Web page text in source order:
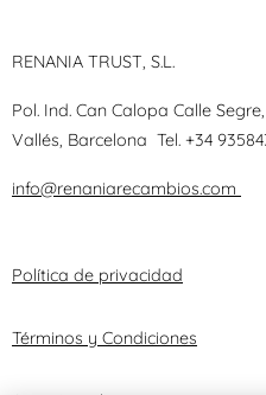
RENANIA TRUST, S.L.
Pol. Ind. Can Calopa Calle
Vallés, Barcelona Tel. +34
info@renaniarecambios.com
Política de privacidad
Términos y Condiciones